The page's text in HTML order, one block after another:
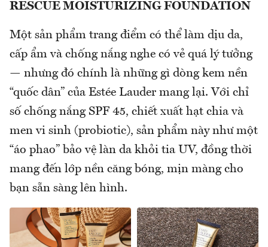
RESCUE MOISTURIZING FOUNDATION
Một sản phẩm trang điểm có thể làm dịu da,
cấp ẩm và chống nắng nghe có vẻ quá lý tưởng
— nhưng đó chính là những gì dòng kem nền
“quốc dân” của Estée Lauder mang lại. Với chỉ
số chống nắng SPF 45, chiết xuất hạt chia và
men vi sinh (probiotic), sản phẩm này như một
“áo phao” bảo vệ làn da khỏi tia UV, đồng thời
mang đến lớp nền căng bóng, mịn màng cho
bạn sẵn sàng lên hình.